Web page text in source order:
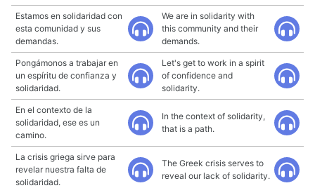
Estamos en solidaridad con
esta comunidad y sus
demandas.
We are in solidarity with
this community and their
demands.
Pongámonos a trabajar en
un espíritu de confianza y
solidaridad.
Let's get to work in a spirit
of confidence and
solidarity.
En el contexto de la
solidaridad, ese es un
camino.
In the context of solidarity,
that is a path.
La crisis griega sirve para
revelar nuestra falta de
solidaridad.
The Greek crisis serves to
reveal our lack of solidarity.